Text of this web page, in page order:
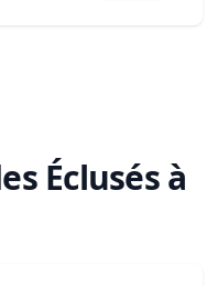
Éclusés à